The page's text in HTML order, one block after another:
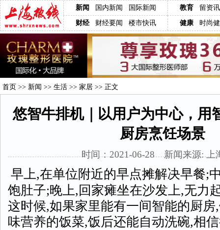
新闻 国内新闻 国际新闻 教育 留资
财经 财经要闻 楼市快讯 健康 时尚
首页 >> 新闻 >> 生活 >> 家居 >> 正文
悠智牛排机｜以用户为中心，用
厨房烹饪场景
时间：2021-06-28 新闻来源: 上
早上,在单位附近的早点摊解决早餐;
饱肚子;晚上,回家瘫坐在沙发上,无
这时候,如果家里能有一间智能的厨
味营养的饭菜,饭后还能自动洗碗,相